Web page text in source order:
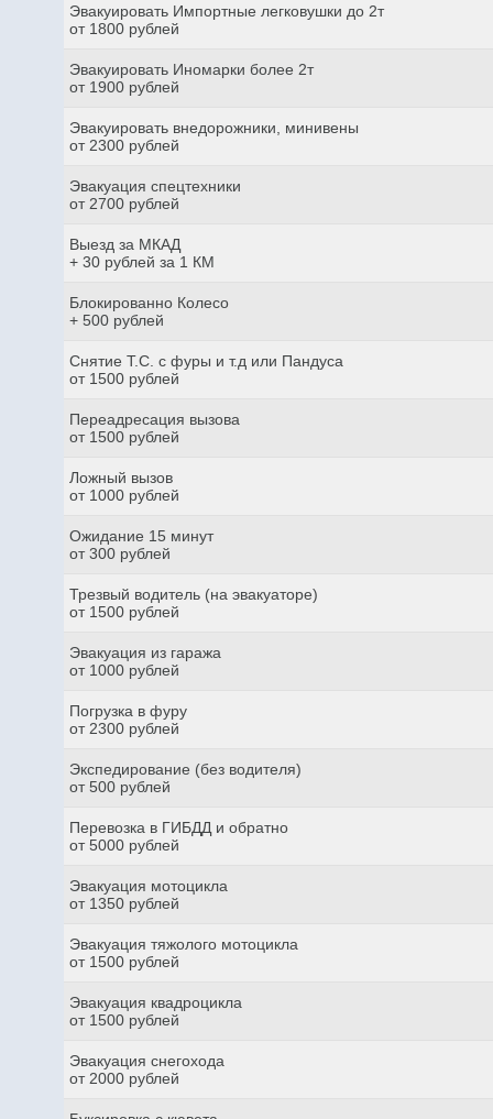
Эвакуировать Импортные легковушки до 2т
от 1800 рублей
Эвакуировать Иномарки более 2т
от 1900 рублей
Эвакуировать внедорожники, минивены
от 2300 рублей
Эвакуация спецтехники
от 2700 рублей
Выезд за МКАД
+ 30 рублей за 1 КМ
Блокированно Колесо
+ 500 рублей
Снятие Т.С. с фуры и т.д или Пандуса
от 1500 рублей
Переадресация вызова
от 1500 рублей
Ложный вызов
от 1000 рублей
Ожидание 15 минут
от 300 рублей
Трезвый водитель (на эвакуаторе)
от 1500 рублей
Эвакуация из гаража
от 1000 рублей
Погрузка в фуру
от 2300 рублей
Экспедирование (без водителя)
от 500 рублей
Перевозка в ГИБДД и обратно
от 5000 рублей
Эвакуация мотоцикла
от 1350 рублей
Эвакуация тяжолого мотоцикла
от 1500 рублей
Эвакуация квадроцикла
от 1500 рублей
Эвакуация снегохода
от 2000 рублей